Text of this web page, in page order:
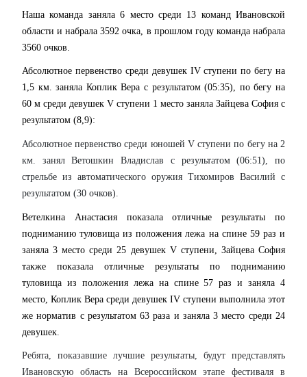
Наша команда заняла 6 место среди 13 команд Ивановской
области и набрала 3592 очка, в прошлом году команда набрала
3560 очков.
Абсолютное первенство среди девушек IV ступени по бегу на
1,5 км. заняла Коплик Вера с результатом (05:35), по бегу на
60 м среди девушек V ступени 1 место заняла Зайцева София с
результатом (8,9):
Абсолютное первенство среди юношей V ступени по бегу на 2
км. занял Ветошкин Владислав с результатом (06:51), по
стрельбе из автоматического оружия Тихомиров Василий с
результатом (30 очков).
Ветелкина Анастасия показала отличные результаты по
подниманию туловищаиз положения лежа на спине 59 раз и
заняла 3 место среди 25 девушек V ступени, Зайцева София
также показала отличные результаты по подниманию
туловища из положения лежа на спине 57 раз и заняла 4
место, Коплик Вера среди девушек IV ступени выполнила этот
же норматив с результатом 63 раза и заняла 3 место среди 24
девушек.
Ребята, показавшие лучшие результаты, будут представлять
Ивановскую область на Всероссийском этапе фестиваля в